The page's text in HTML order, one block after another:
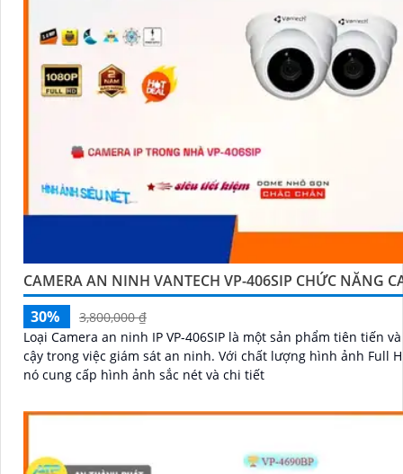
CAMERA AN NINH VANTECH VP-406SIP CHỨC NĂNG
30%
3,800,000 ₫
Loại Camera an ninh IP VP-406SIP là một sản phẩm tiên tiến
cậy trong việc giám sát an ninh. Với chất lượng hình ảnh Full HD 1080P,
nó cung cấp hình ảnh sắc nét và chi tiết